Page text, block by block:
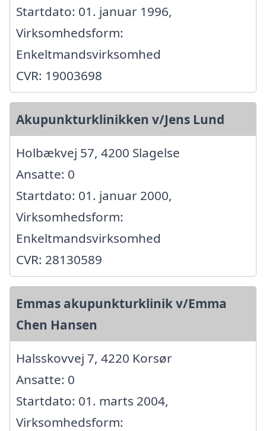
Startdato: 01. januar 1996,
Virksomhedsform:
Enkeltmandsvirksomhed
CVR: 19003698
Akupunkturklinikken v/Jens Lund
Holbækvej 57, 4200 Slagelse
Ansatte: 0
Startdato: 01. januar 2000,
Virksomhedsform:
Enkeltmandsvirksomhed
CVR: 28130589
Emmas akupunkturklinik v/Emma
Chen Hansen
Halsskovvej 7, 4220 Korsør
Ansatte: 0
Startdato: 01. marts 2004,
Virksomhedsform: